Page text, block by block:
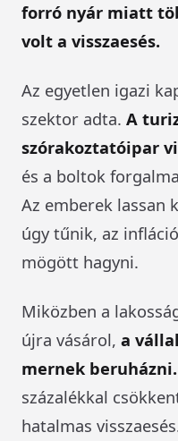
forró nyár miatt
volt a visszaesés.
Az egyetlen igazi
szektor adta. A
szórakoztatóipar
és a boltok
Az emberek lassan
úgy tűnik, az
mögött hagyni.
Miközben a
újra vásárol, a
mernek beruházni.
százalékkal
hatalmas